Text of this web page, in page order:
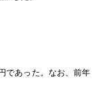
であった。なお、前年